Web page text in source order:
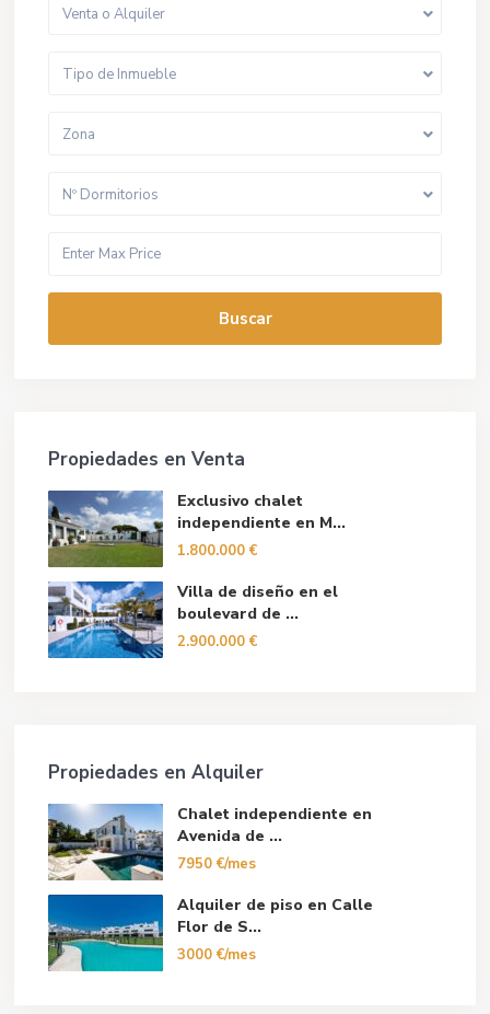
Venta o Alquiler
Tipo de Inmueble
Zona
Nº Dormitorios
Buscar
Propiedades en Venta
Exclusivo chalet
independiente en M...
1.800.000 €
Villa de diseño en el
boulevard de ...
2.900.000 €
Propiedades en Alquiler
Chalet independiente en
Avenida de ...
7950 €/mes
Alquiler de piso en Calle
Flor de S...
3000 €/mes